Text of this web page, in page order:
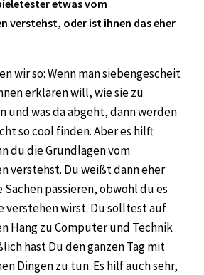
etwas vom
verstehst, oder ist ihnen das eher
wir so: Wenn man siebengescheit
erklären will, wie sie zu
und was da abgeht, dann werden
so cool finden. Aber es hilft
du die Grundlagen vom
verstehst. Du weißt dann eher
passieren, obwohl du es
verstehen wirst. Du solltest auf
Hang zu Computer und Technik
hast Du den ganzen Tag mit
Dingen zu tun. Es hilf auch sehr,